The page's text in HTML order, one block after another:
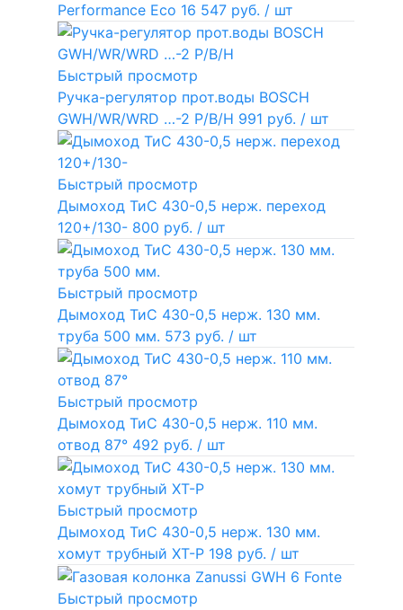
Performance Eco 16 547 руб. / шт
Быстрый просмотр
Ручка-регулятор прот.воды BOSCH
GWH/WR/WRD …-2 P/B/H 991 руб. / шт
Быстрый просмотр
Дымоход ТиС 430-0,5 нерж. переход
120+/130- 800 руб. / шт
Быстрый просмотр
Дымоход ТиС 430-0,5 нерж. 130 мм.
труба 500 мм. 573 руб. / шт
Быстрый просмотр
Дымоход ТиС 430-0,5 нерж. 110 мм.
отвод 87° 492 руб. / шт
Быстрый просмотр
Дымоход ТиС 430-0,5 нерж. 130 мм.
хомут трубный ХТ-Р 198 руб. / шт
Быстрый просмотр